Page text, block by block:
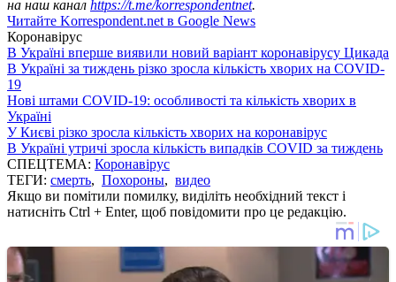
на наш канал https://t.me/korrespondentnet.
Читайте Korrespondent.net в Google News
Коронавірус
В Україні вперше виявили новий варіант коронавірусу Цикада
В Україні за тиждень різко зросла кількість хворих на COVID-
19
Нові штами COVID-19: особливості та кількість хворих в
Україні
У Києві різко зросла кількість хворих на коронавірус
В Україні утричі зросла кількість випадків COVID за тиждень
СПЕЦТЕМА: Коронавірус
ТЕГИ: смерть, Похороны, видео
Якщо ви помітили помилку, виділіть необхідний текст і
натисніть Ctrl + Enter, щоб повідомити про це редакцію.